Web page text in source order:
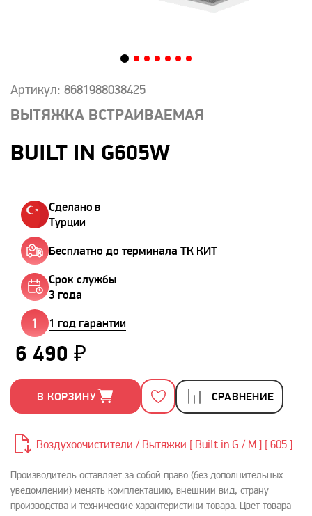
Артикул: 8681988038425
ВЫТЯЖКА ВСТРАИВАЕМАЯ
BUILT IN G605W
Сделано в
Турции
Бесплатно до терминала ТК КИТ
Срок службы
3 года
1 год гарантии
6 490 ₽
В КОРЗИНУ СРАВНЕНИЕ
Производитель оставляет за собой право (без дополнительных
уведомлений) менять комплектацию, внешний вид, страну
производства и технические характеристики товара. Цвет товара
Воздухоочистители / Вытяжки [ Built in G / M ] [ 605 ]